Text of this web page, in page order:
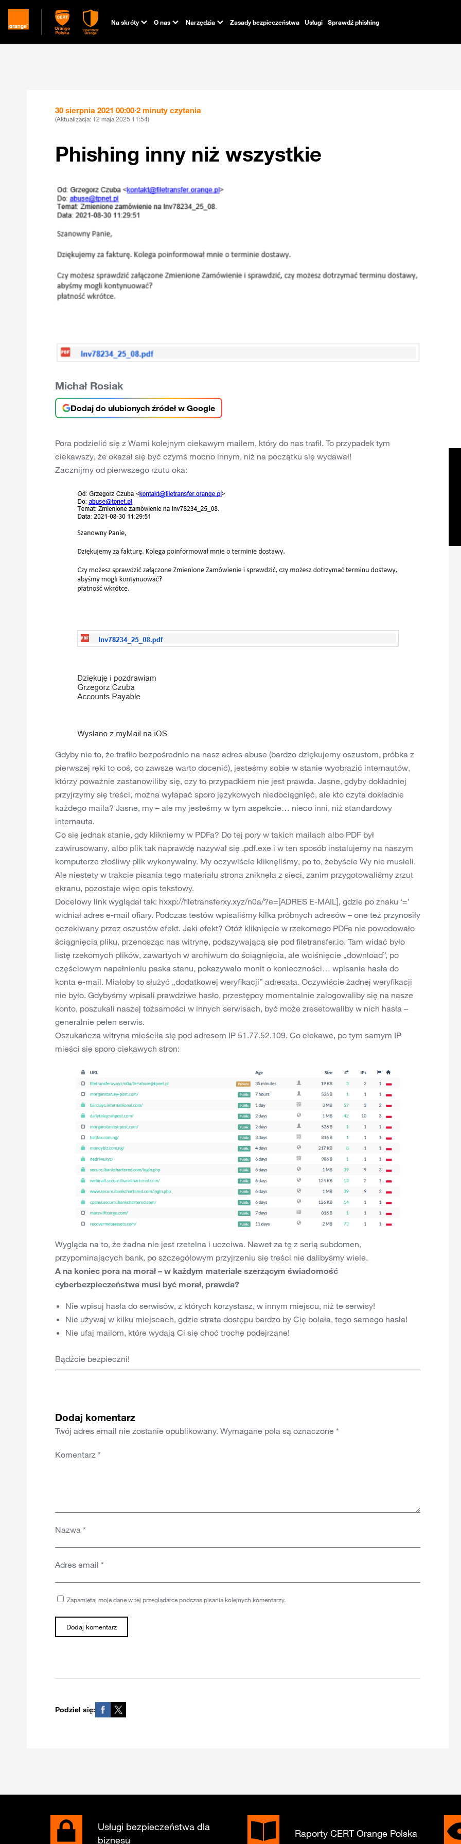
Na skróty O nas Narzędzia Zasady bezpieczeństwa Usługi Sprawdź phishing
30 sierpnia 2021 00:00·2 minuty czytania
(Aktualizacja: 12 maja 2025 11:54)
Phishing inny niż wszystkie
Michał Rosiak
Dodaj do ulubionych źródeł w Google
Pora podzielić się z Wami kolejnym ciekawym mailem, który do nas trafił. To przypadek tym
ciekawszy, że okazał się być czymś mocno innym, niż na początku się wydawał!
Zacznijmy od pierwszego rzutu oka:
Gdyby nie to, że trafiło bezpośrednio na nasz adres abuse (bardzo dziękujemy oszustom, próbka z
pierwszej ręki to coś, co zawsze warto docenić), jesteśmy sobie w stanie wyobrazić internautów,
którzy poważnie zastanowiliby się, czy to przypadkiem nie jest prawda. Jasne, gdyby dokładniej
przyjrzymy się treści, można wyłapać sporo językowych niedociągnięć, ale kto czyta dokładnie
każdego maila? Jasne, my – ale my jesteśmy w tym aspekcie… nieco inni, niż standardowy
internauta.
Co się jednak stanie, gdy klikniemy w PDFa? Do tej pory w takich mailach albo PDF był
zawirusowany, albo plik tak naprawdę nazywał się .pdf.exe i w ten sposób instalujemy na naszym
komputerze złośliwy plik wykonywalny. My oczywiście kliknęliśmy, po to, żebyście Wy nie musieli.
Ale niestety w trakcie pisania tego materiału strona zniknęła z sieci, zanim przygotowaliśmy zrzut
ekranu, pozostaje więc opis tekstowy.
Docelowy link wyglądał tak: hxxp://filetransferxy.xyz/n0a/?e=[ADRES E-MAIL], gdzie po znaku ‘=’
widniał adres e-mail ofiary. Podczas testów wpisaliśmy kilka próbnych adresów – one też przynosiły
oczekiwany przez oszustów efekt. Jaki efekt? Otóż kliknięcie w rzekomego PDFa nie powodowało
ściągnięcia pliku, przenosząc nas witrynę, podszywającą się pod filetransfer.io. Tam widać było
listę rzekomych plików, zawartych w archiwum do ściągnięcia, ale wciśnięcie „download”, po
częściowym napełnieniu paska stanu, pokazywało monit o konieczności… wpisania hasła do
konta e-mail. Miałoby to służyć „dodatkowej weryfikacji” adresata. Oczywiście żadnej weryfikacji
nie było. Gdybyśmy wpisali prawdziwe hasło, przestępcy momentalnie zalogowaliby się na nasze
konto, poszukali naszej tożsamości w innych serwisach, być może zresetowaliby w nich hasła –
generalnie pełen serwis.
Oszukańcza witryna mieściła się pod adresem IP 51.77.52.109. Co ciekawe, po tym samym IP
mieści się sporo ciekawych stron:
Wygląda na to, że żadna nie jest rzetelna i uczciwa. Nawet za tę z serią subdomen,
przypominających bank, po szczegółowym przyjrzeniu się treści nie dalibyśmy wiele.
A na koniec pora na morał – w każdym materiale szerzącym świadomość
cyberbezpieczeństwa musi być morał, prawda?
Nie wpisuj hasła do serwisów, z których korzystasz, w innym miejscu, niż te serwisy!
Nie używaj w kilku miejscach, gdzie strata dostępu bardzo by Cię bolała, tego samego hasła!
Nie ufaj mailom, które wydają Ci się choć trochę podejrzane!
Bądźcie bezpieczni!
Dodaj komentarz
Twój adres email nie zostanie opublikowany. Wymagane pola są oznaczone *
Komentarz *
Nazwa *
Adres email *
Zapamiętaj moje dane w tej przeglądarce podczas pisania kolejnych komentarzy.
Podziel się:
Usługi bezpieczeństwa dla
biznesu
Raporty CERT Orange Polska